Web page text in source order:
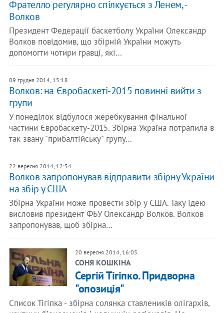
Фрателло регулярно спілкується з Ленем, -
Волков
Президент Федерації баскетболу України Олександр
Волков повідомив, що збірній України можуть
допомогти чотири гравці, які…
09 грудня 2014, 15:18
Волков: на Євробаскеті-2015 повинні вийти з
групи
У понеділок відбулося жеребкування фінальної
частини Євробаскету-2015. Збірна Україна потрапила в
так звану "прибалтійську" групу…
22 вересня 2014, 12:54
Волков запропонував відправити збірну України
на збір у США
Збірна України може провести збір у США. Таку ідею
висловив президент ФБУ Олександр Волков. Волков
запропонував, щоб збірна…
20 вересня 2014, 16:05
СОНЯ КОШКІНА
Сергій Тігіпко. Придворна
"опозиція"
Список Тігіпка - збірна солянка ставлеників олігархів,